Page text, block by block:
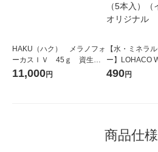
HAKU（ハク） メラノフォ
ーカスＩＶ 45ｇ 資生
堂 おまけ付き
11,000円
【水・ミネラ
ー】LOHACO
コウォーター）
490円
商品仕